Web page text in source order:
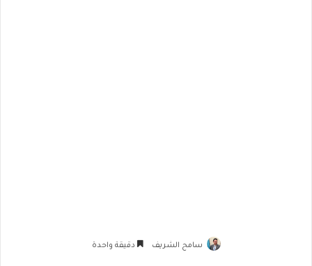
سامح الشريف دقيقة واحدة